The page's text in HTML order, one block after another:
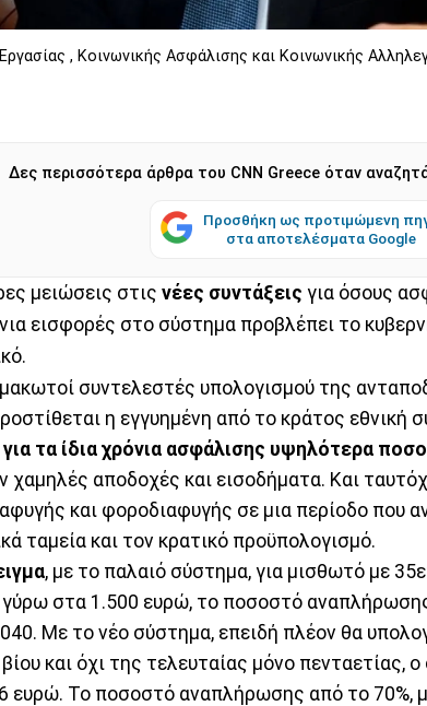
, Κοινωνικής Ασφάλισης και Κοινωνικής
Δες περισσότερα άρθρα του CNN Greece όταν
Προσθήκη ως προτιμώμενη
στα αποτελέσματα Google
μειώσεις στις νέες συντάξεις για όσους
εισφορές στο σύστημα προβλέπει το
συντελεστές υπολογισμού της
η εγγυημένη από το κράτος εθνική
για τα ίδια χρόνια ασφάλισης υψηλότερα
χαμηλές αποδοχές και εισοδήματα. Και
και φοροδιαφυγής σε μια περίοδο που
ταμεία και τον κρατικό προϋπολογισμό.
, με το παλαιό σύστημα, για μισθωτό με
γύρω στα 1.500 ευρώ, το ποσοστό
Με το νέο σύστημα, επειδή πλέον θα
και όχι της τελευταίας μόνο πενταετίας,
ευρώ. Το ποσοστό αναπλήρωσης από το 70%,